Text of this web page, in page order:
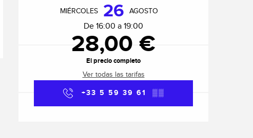
MIÉRCOLES 26 AGOSTO
De 16:00 a 19:00
28,00 €
El precio completo
Ver todas las tarifas
+33 5 59 39 61 ▒▒